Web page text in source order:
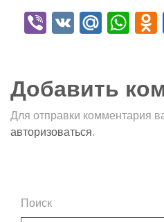
Viber
VK
Добавить
Для отправки комментария
авторизоваться.
Поиск